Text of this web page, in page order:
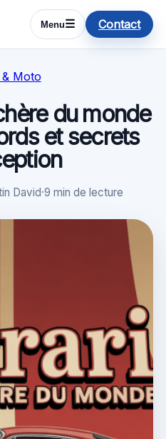
Menu☰ Contact
Moto
du monde
et secrets
David·9 min de lecture